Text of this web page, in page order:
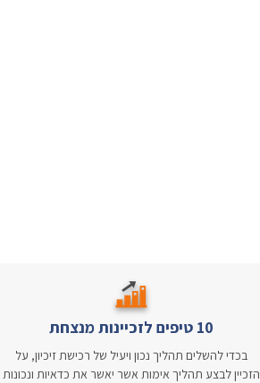
10 טיפים לזכיינות מנצחת
בכדי להשלים תהליך נכון ויעיל של רכישת זיכיון, על
הזכיין לבצע תהליך אימות אשר יאשר את כדאיות ונכונות